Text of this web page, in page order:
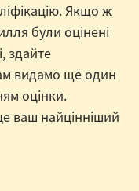
Якщо ж
були оцінені
здайте
видамо ще один
оцінки.
ваш найцінніший